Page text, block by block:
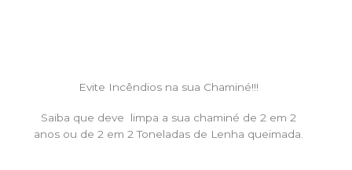
Evite Incêndios na sua Chaminé!!!
Saiba que deve limpa a sua chaminé de 2 em 2
anos ou de 2 em 2 Toneladas de Lenha queimada.